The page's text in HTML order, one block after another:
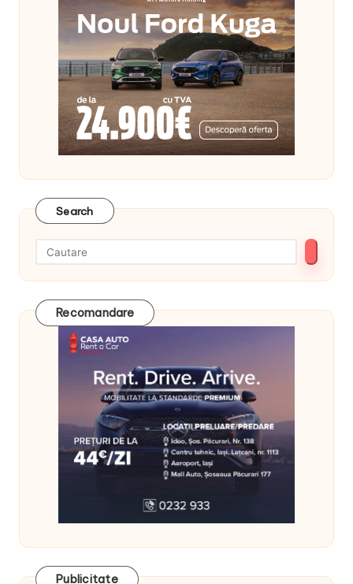
Search
Recomandare
Publicitate